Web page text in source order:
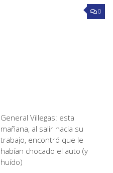
0
General Villegas: esta
mañana, al salir hacia su
trabajo, encontró que le
habían chocado el auto (y
huído)